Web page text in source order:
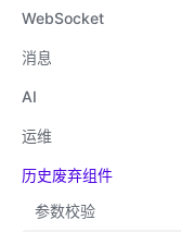
WebSocket
消息
AI
运维
历史废弃组件
参数校验